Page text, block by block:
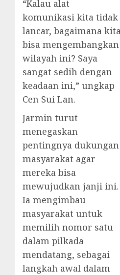
“Kalau alat
komunikasi kita tidak
lancar, bagaimana
bisa mengembangkan
wilayah ini? Saya
sangat sedih dengan
keadaan ini,” ungkap
Cen Sui Lan.
Jarmin turut
menegaskan
pentingnya dukungan
masyarakat agar
mereka bisa
mewujudkan janji ini.
Ia mengimbau
masyarakat untuk
memilih nomor satu
dalam pilkada
mendatang, sebagai
langkah awal dalam